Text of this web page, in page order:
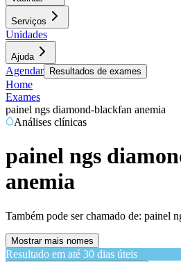
Serviços
Unidades
Ajuda
Agendar Resultados de exames
Home
Exames
painel ngs diamond-blackfan anemia
Análises clínicas
painel ngs
anemia
Também pode ser chamado de: painel
Mostrar mais nomes
Resultado em até 30 dias úteis